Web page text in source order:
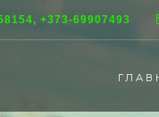
+373-69907493